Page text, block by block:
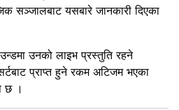
सञ्जालबाट यसबारे जानकारी दिएका
उनको लाइभ प्रस्तुति रहने
प्राप्त हुने रकम अटिजम भएका
छ ।